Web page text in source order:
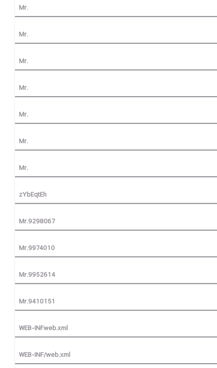
Mr.
Mr.
Mr.
Mr.
Mr.
Mr.
Mr.
zYbEqtEh
Mr.9298067
Mr.9974010
Mr.9952614
Mr.9410151
WEB-INFweb.xml
WEB-INF/web.xml